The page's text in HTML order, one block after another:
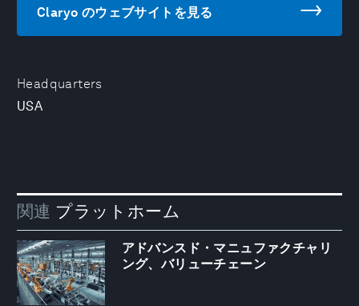
Headquarters
USA
Claryo のウェブサイトを見る
関連 プラットホーム
アドバンスド・マニュファクチャリ
ング、バリューチェーン